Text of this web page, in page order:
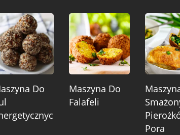
Do
Maszyna Do
Falafeli
Pora